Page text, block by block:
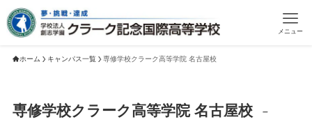
メニュー
ホーム キャンパス一覧 専修学校クラーク高等学院 名古屋校
専修学校クラーク高等学院 名古屋校
–